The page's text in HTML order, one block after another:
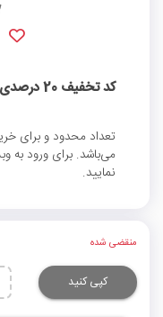
کد تخفیف 20 درصدی محصولات نوپرو روکولند
می‌باشد. برای ورود به
نمایید.
منقضی شده
کپی کنید